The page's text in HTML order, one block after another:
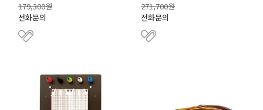
179,300원
전화문의
271,700원
전화문의